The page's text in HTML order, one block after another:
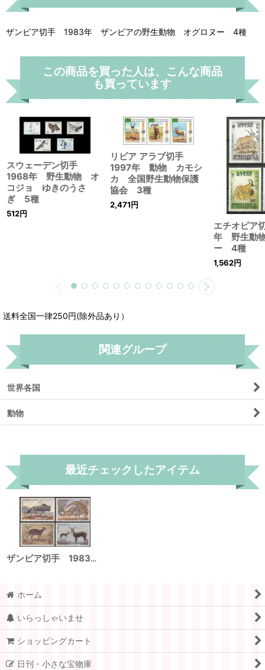
ザンビア切手 1983年 ザンビアの野生動物 オグロヌー 4種
この商品を買った人は、こんな商品
も買っています
スウェーデン切手
1968年 野生動物 オ
コジョ ゆきのうさ
ぎ 5種
512円
リビア アラブ切手
1997年 動物 カモシ
カ 全国野生動物保護
協会 3種
2,471円
エチオピ
年 野生動
ー 4種
1,562円
送料全国一律250円(除外品あり）
関連グループ
世界各国
動物
最近チェックしたアイテム
ザンビア切手 1983年 ザンビアの野生動物 オグロヌー 4種
ホーム
いらっしゃいませ
ショッピングカート
日刊・小さな宝物庫